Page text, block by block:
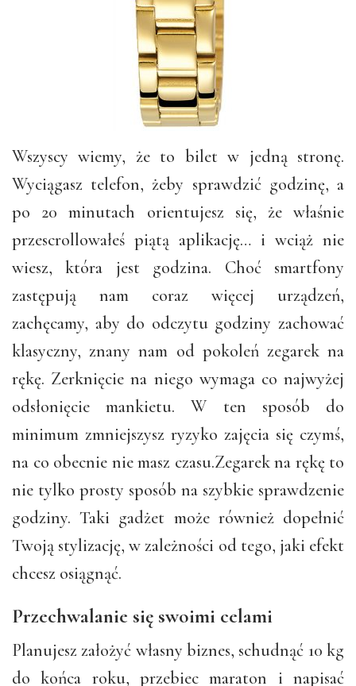
Wszyscy wiemy, że to bilet w jedną stronę.
Wyciągasz telefon, żeby sprawdzić godzinę, a
po 20 minutach orientujesz się, że właśnie
przescrollowałeś piątą aplikację… i wciąż nie
wiesz, która jest godzina. Choć smartfony
zastępują nam coraz więcej urządzeń,
zachęcamy, aby do odczytu godziny zachować
klasyczny, znany nam od pokoleń zegarek na
rękę. Zerknięcie na niego wymaga co najwyżej
odsłonięcie mankietu. W ten sposób do
minimum zmniejszysz ryzyko zajęcia się czymś,
na co obecnie nie masz czasu.Zegarek na rękę to
nie tylko prosty sposób na szybkie sprawdzenie
godziny. Taki gadżet może również dopełnić
Twoją stylizację, w zależności od tego, jaki efekt
chcesz osiągnąć.
Przechwalanie się swoimi celami
Planujesz założyć własny biznes, schudnąć 10 kg
do końca roku, przebiec maraton i napisać